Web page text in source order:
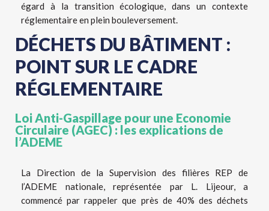
égard à la transition écologique, dans un contexte
réglementaire en plein bouleversement.
DÉCHETS DU BÂTIMENT :
POINT SUR LE CADRE
RÉGLEMENTAIRE
Loi Anti-Gaspillage pour une Economie
Circulaire (AGEC) : les explications de
l’ADEME
La Direction de la Supervision des filières REP de
l’ADEME nationale, représentée par L. Lijeour, a
commencé par rappeler que près de 40% des déchets